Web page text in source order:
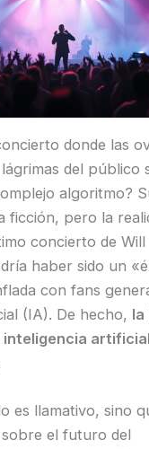
donde las
del público
algoritmo?
ficción, pero la
concierto de Will
haber sido un
con fans
(IA). De hecho, la
es llamativo, sino
el futuro del